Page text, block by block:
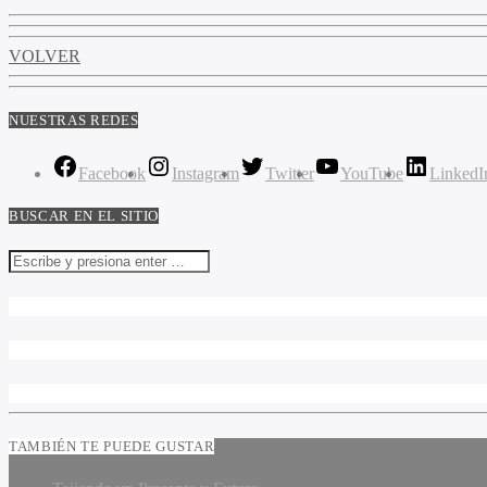
VOLVER
NUESTRAS REDES
Facebook Instagram Twitter YouTube
BUSCAR EN EL SITIO
TAMBIÉN TE PUEDE GUSTAR